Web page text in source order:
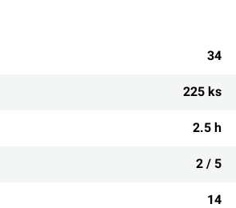
34
225 ks
2.5 h
2 / 5
14